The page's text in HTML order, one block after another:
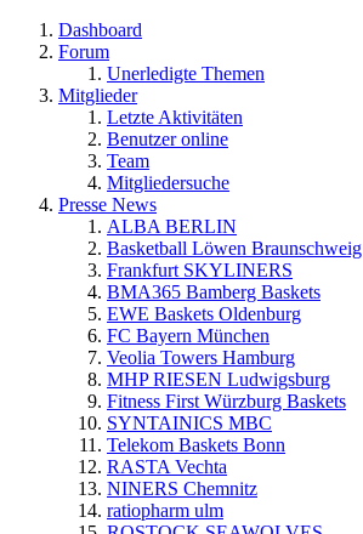
Dashboard
Forum
Unerledigte Themen
Mitglieder
Letzte Aktivitäten
Benutzer online
Team
Mitgliedersuche
Presse News
ALBA BERLIN
Basketball Löwen Braunschweig
Frankfurt SKYLINERS
BMA365 Bamberg Baskets
EWE Baskets Oldenburg
FC Bayern München
Veolia Towers Hamburg
MHP RIESEN Ludwigsburg
Fitness First Würzburg Baskets
SYNTAINICS MBC
Telekom Baskets Bonn
RASTA Vechta
NINERS Chemnitz
ratiopharm ulm